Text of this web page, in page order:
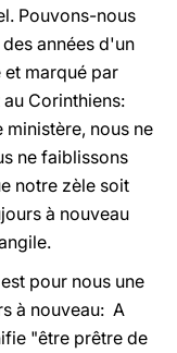
Pouvons-nous
années d'un
marqué par
Corinthiens:
nous ne
ne faiblissons
notre zèle soit
à nouveau
pour nous une
à nouveau: A
"être prêtre de